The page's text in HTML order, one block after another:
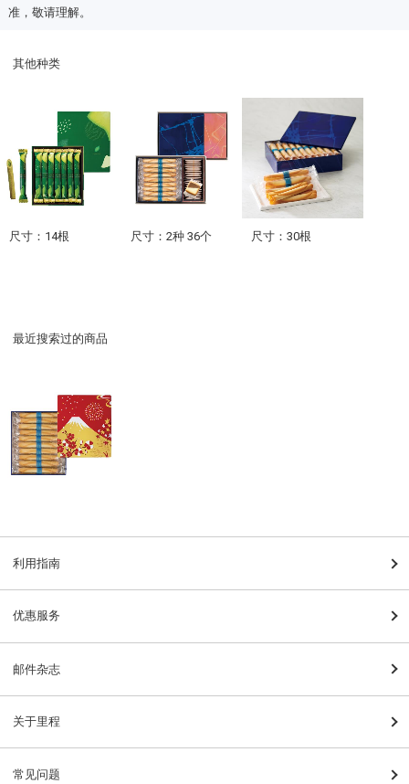
准，敬请理解。
其他种类
尺寸：14根 尺寸：2种 36个 尺寸：30根
最近搜索过的商品
利用指南
优惠服务
邮件杂志
关于里程
常见问题